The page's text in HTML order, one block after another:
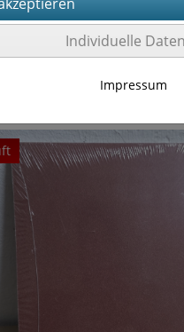
Individuelle
Impressum